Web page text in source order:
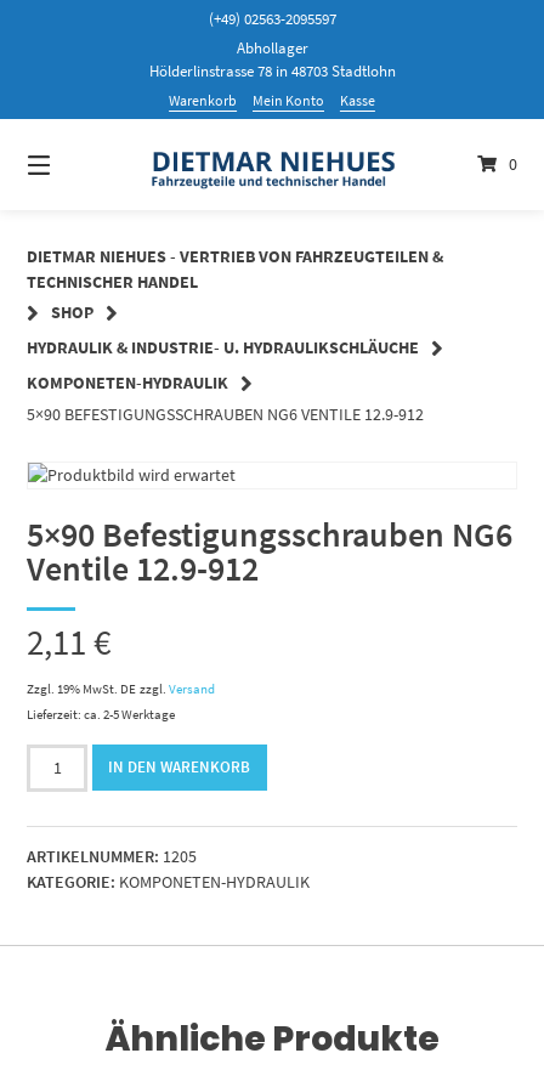
(+49) 02563-2095597
Abhollager
Hölderlinstrasse 78 in 48703 Stadtlohn
Warenkorb Mein Konto Kasse
0
DIETMAR NIEHUES - VERTRIEB VON FAHRZEUGTEILEN &
TECHNISCHER HANDEL
SHOP
HYDRAULIK & INDUSTRIE- U. HYDRAULIKSCHLÄUCHE
KOMPONETEN-HYDRAULIK
5×90 BEFESTIGUNGSSCHRAUBEN NG6 VENTILE 12.9-912
5×90 Befestigungsschrauben NG6
Ventile 12.9-912
2,11€
Zzgl. 19% MwSt. DE zzgl.Versand
Lieferzeit: ca. 2-5 Werktage
5x90
Befestigungsschrauben
Ventile
12.9-
912
IN DEN WARENKORB
ARTIKELNUMMER: 1205
KATEGORIE: KOMPONETEN-HYDRAULIK
Ähnliche Produkte